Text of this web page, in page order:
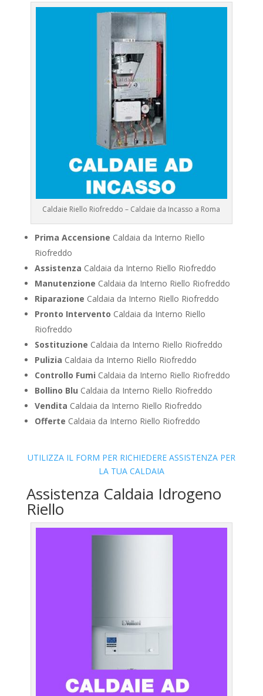
Caldaie Riello Riofreddo – Caldaie da Incasso a Roma
Prima Accensione Caldaia da Interno Riello
Riofreddo
Assistenza Caldaia da Interno Riello Riofreddo
Manutenzione Caldaia da Interno Riello Riofreddo
Riparazione Caldaia da Interno Riello Riofreddo
Pronto Intervento Caldaia da Interno Riello
Riofreddo
Sostituzione Caldaia da Interno Riello Riofreddo
Pulizia Caldaia da Interno Riello Riofreddo
Controllo Fumi Caldaia da Interno Riello Riofreddo
Bollino Blu Caldaia da Interno Riello Riofreddo
Vendita Caldaia da Interno Riello Riofreddo
Offerte Caldaia da Interno Riello Riofreddo
UTILIZZA IL FORM PER RICHIEDERE ASSISTENZA PER
LA TUA CALDAIA
Assistenza Caldaia Idrogeno
Riello